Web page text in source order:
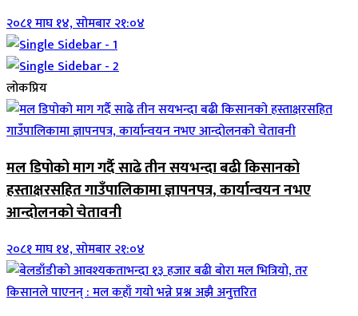
२०८१ माघ १४, सोमबार २१:०४
लोकप्रिय
मल डिपोको माग गर्दै साढे तीन सयभन्दा बढी किसानको
हस्ताक्षरसहित गाउँपालिकामा ज्ञापनपत्र, कार्यान्वयन नभए
आन्दोलनको चेतावनी
२०८१ माघ १४, सोमबार २१:०४